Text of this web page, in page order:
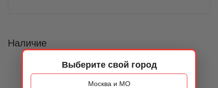
Выберите свой город
Москва и МО
Наличие